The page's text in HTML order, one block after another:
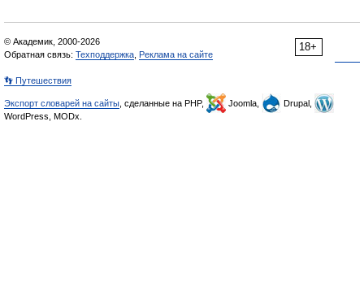
18+
© Академик, 2000-2026
Обратная связь: Техподдержка Реклама на сайте
👣 Путешествия
Экспорт словарей на сайты , сделанные на PHP, Joomla,
Drupal,
WordPress, MODx.